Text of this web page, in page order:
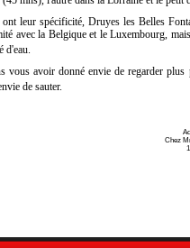
leur spécificité, Druyes les Belles
avec la Belgique et le Luxembourg,
d'eau.
vous avoir donné envie de regarder
de sauter.
Chez